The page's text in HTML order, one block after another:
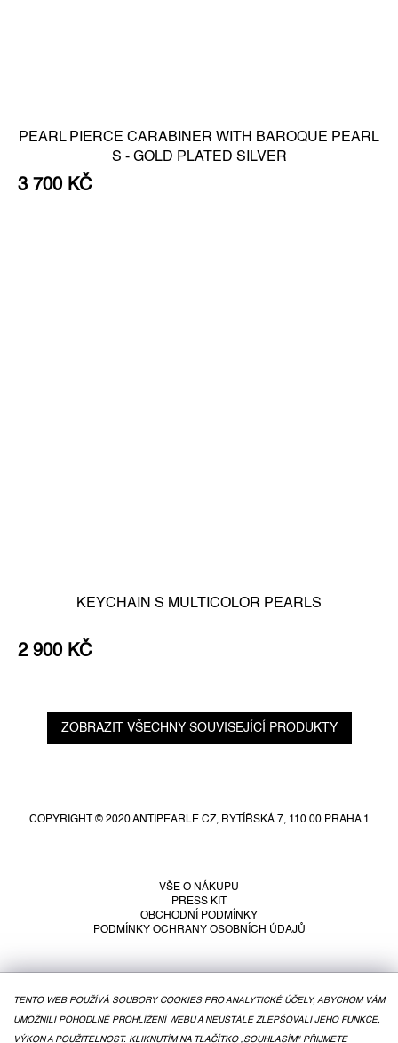
TENTO WEB POUŽÍVÁ SOUBORY COOKIES PRO ANALYTICKÉ ÚČELY, ABYCHOM VÁM
UMOŽNILI POHODLNÉ PROHLÍŽENÍ WEBU A NEUSTÁLE ZLEPŠOVALI JEHO FUNKCE,
VÝKON A POUŽITELNOST. KLIKNUTÍM NA TLAČÍTKO „SOUHLASÍM" PŘIJMETE
PEARL PIERCE CARABINER WITH BAROQUE PEARL
S - GOLD PLATED SILVER
3 700 KČ
KEYCHAIN S MULTICOLOR PEARLS
2 900 KČ
ZOBRAZIT VŠECHNY SOUVISEJÍCÍ PRODUKTY
COPYRIGHT © 2020 ANTIPEARLE.CZ, RYTÍŘSKÁ 7, 110 00 PRAHA 1
VŠE O NÁKUPU
PRESS KIT
OBCHODNÍ PODMÍNKY
PODMÍNKY OCHRANY OSOBNÍCH ÚDAJŮ